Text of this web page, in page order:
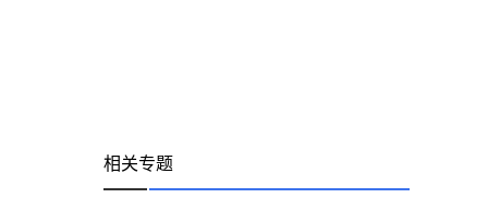
相关专题